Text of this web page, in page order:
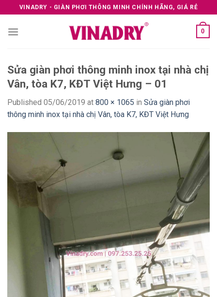
to
content
VINADRY - GIÀN PHƠI THÔNG MINH CHÍNH HÃNG, GIÁ RẺ
0
Sửa giàn phơi thông minh inox tại nhà chị
Vân, tòa K7, KĐT Việt Hưng – 01
Published 05/06/2019 at 800 × 1065 in Sửa giàn phơi
thông minh inox tại nhà chị Vân, tòa K7, KĐT Việt Hưng